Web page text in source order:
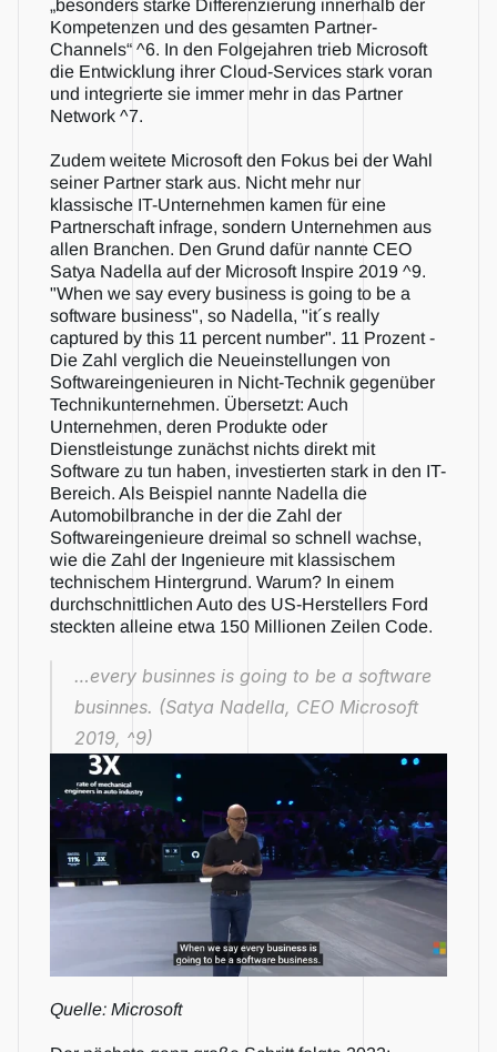
„besonders starke Differenzierung innerhalb der
Kompetenzen und des gesamten Partner-
Channels“ ^6. In den Folgejahren trieb Microsoft
die Entwicklung ihrer Cloud-Services stark voran
und integrierte sie immer mehr in das Partner
Network ^7.
Zudem weitete Microsoft den Fokus bei der Wahl
seiner Partner stark aus. Nicht mehr nur
klassische IT-Unternehmen kamen für eine
Partnerschaft infrage, sondern Unternehmen aus
allen Branchen. Den Grund dafür nannte CEO
Satya Nadella auf der Microsoft Inspire 2019 ^9.
"When we say every business is going to be a
software business", so Nadella, "it´s really
captured by this 11 percent number". 11 Prozent -
Die Zahl verglich die Neueinstellungen von
Softwareingenieuren in Nicht-Technik gegenüber
Technikunternehmen. Übersetzt: Auch
Unternehmen, deren Produkte oder
Dienstleistunge zunächst nichts direkt mit
Software zu tun haben, investierten stark in den IT-
Bereich. Als Beispiel nannte Nadella die
Automobilbranche in der die Zahl der
Softwareingenieure dreimal so schnell wachse,
wie die Zahl der Ingenieure mit klassischem
technischem Hintergrund. Warum? In einem
durchschnittlichen Auto des US-Herstellers Ford
steckten alleine etwa 150 Millionen Zeilen Code.
…every businnes is going to be a software
businnes. (Satya Nadella, CEO Microsoft
2019, ^9)
Quelle: Microsoft